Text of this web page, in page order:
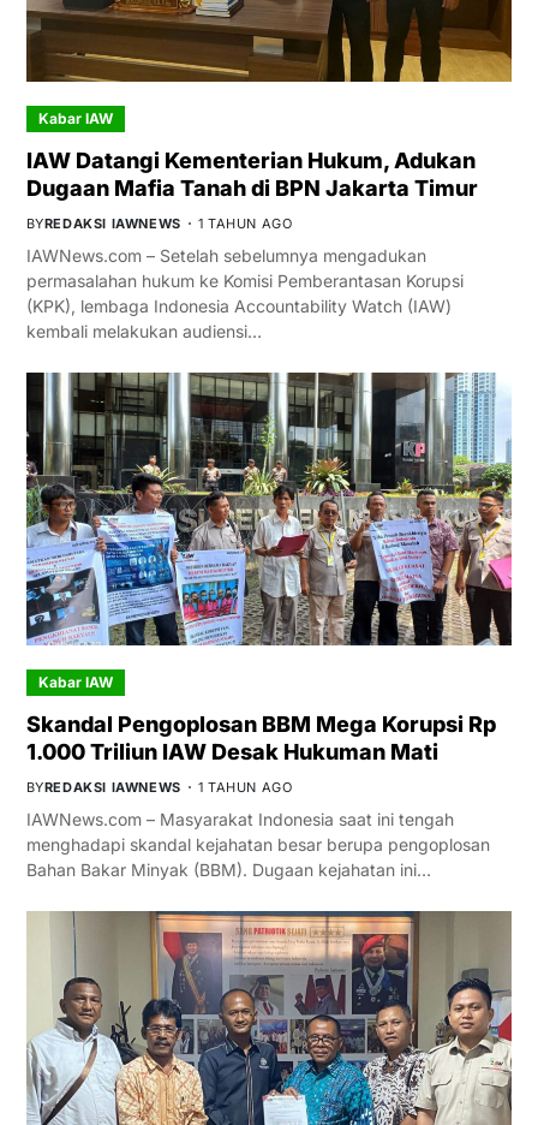
Kabar IAW
IAW Datangi Kementerian Hukum, Adukan
Dugaan Mafia Tanah di BPN Jakarta Timur
BYREDAKSI IAWNEWS 1 TAHUN AGO
IAWNews.com – Setelah sebelumnya mengadukan
permasalahan hukum ke Komisi Pemberantasan Korupsi
(KPK), lembaga Indonesia Accountability Watch (IAW)
kembali melakukan audiensi…
Kabar IAW
Skandal Pengoplosan BBM Mega Korupsi Rp
1.000 Triliun IAW Desak Hukuman Mati
BYREDAKSI IAWNEWS 1 TAHUN AGO
IAWNews.com – Masyarakat Indonesia saat ini tengah
menghadapi skandal kejahatan besar berupa pengoplosan
Bahan Bakar Minyak (BBM). Dugaan kejahatan ini…